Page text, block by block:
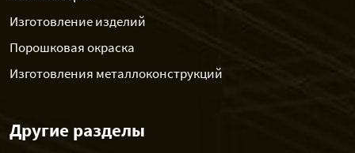
Изготовление изделий
Порошковая окраска
Изготовления металлоконструкций
Другие разделы